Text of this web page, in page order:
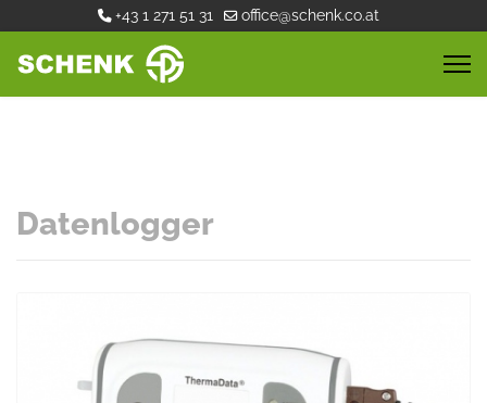
+43 1 271 51 31 office@schenk.co.at
Datenlogger